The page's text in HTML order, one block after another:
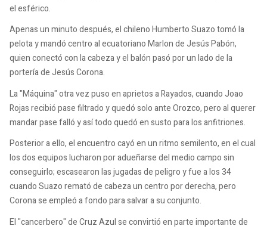
el esférico.
Apenas un minuto después, el chileno Humberto Suazo tomó la
pelota y mandó centro al ecuatoriano Marlon de Jesús Pabón,
quien conectó con la cabeza y el balón pasó por un lado de la
portería de Jesús Corona.
La "Máquina" otra vez puso en aprietos a Rayados, cuando Joao
Rojas recibió pase filtrado y quedó solo ante Orozco, pero al querer
mandar pase falló y así todo quedó en susto para los anfitriones.
Posterior a ello, el encuentro cayó en un ritmo semilento, en el cual
los dos equipos lucharon por adueñarse del medio campo sin
conseguirlo; escasearon las jugadas de peligro y fue a los 34
cuando Suazo remató de cabeza un centro por derecha, pero
Corona se empleó a fondo para salvar a su conjunto.
El "cancerbero" de Cruz Azul se convirtió en parte importante de